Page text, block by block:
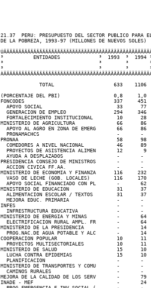
21.37  PERU: PRESUPUESTO DEL SECTOR PUBLICO PARA EL PROGRAMA DE REDUCCION
DE LA POBREZA, 1993-97 (MILLONES DE NUEVOS SOLES)

ÚÄÄÄÄÄÄÄÄÄÄÄÄÄÄÄÄÄÄÄÄÄÄÄÄÄÄÄÄÄÄÄÄÂÄÄÄÄÄÄÄÄÂÄÄÄÄÄÄÄÂÄÄÄÄÄÄÄÄÂÄÄÄÄÄÄÄÄÂÄÄÄÄÄÄÄÄÄÄÄÄÄÄÄÄÄÄÄÄÄÄÄÄÄÄÄÄÄÄÄÄÄÄÄÄÄÄÄÄÄ¿
³          ENTIDADES             ³  1993  ³  1994 ³  1995  ³  1996  ³             ESTRUCTURA %                ³
³                                ³        ³       ³        ³        ÃÄÄÄÄÄÄÄÄÄÂÄÄÄÄÄÄÄÄÄÄÂÄÄÄÄÄÄÄÄÄÂÄÄÄÄÄÄÄÄÄÄ´
³                                ³        ³       ³        ³        ³   1993  ³   1994   ³  1995   ³  1996    ³
ÀÄÄÄÄÄÄÄÄÄÄÄÄÄÄÄÄÄÄÄÄÄÄÄÄÄÄÄÄÄÄÄÄÁÄÄÄÄÄÄÄÄÁÄÄÄÄÄÄÄÁÄÄÄÄÄÄÄÄÁÄÄÄÄÄÄÄÄÁÄÄÄÄÄÄÄÄÄÁÄÄÄÄÄÄÄÄÄÄÁÄÄÄÄÄÄÄÄÄÁÄÄÄÄÄÄÄÄÄÄÙ 
                                                                                                                
             TOTAL                    633    1106     2264     2638     100,0     100,0     100,0     100,0     
                                                                                                                
(PORCENTAJE DEL PBI)                  0,8     1,0      1,7      1,8                                             
FONCODES                              337     451      501      458      53,2      40,8      22,1      17,4     
  APOYO SOCIAL                         33      77      117       97       5,2       7,0       5,2       3,7     
  GENERACION DE EMPLEO                294     346      353       31      46,4      31,3      15,6       1,2     
  FORTALECIMIENTO INSTITUCIONAL        10      28       31      330       1,6       2,5       1,4      12,5     
MINISTERIO DE AGRICULTURA              66      86      202      218      10,4       7,8       8,9       8,3     
  APOYO AL AGRO EN ZONA DE EMERG       66      86      202       60      10,4       7,8       8,9       2,3     
  PRONAMACHCS                          -       -        -       158        -         -         -        6,0     
PRONAA                                 58      98      213      198       9,2       8,9       9,4       7,5     
  COMEDORES A NIVEL NACIONAL           46      89      173      158       7,3       8,0       7,6       6,0     
  PROYECTOS DE ASISTENCIA ALIMEN       12       9       40       32       1,9       0,8       1,8       1,2     
  AYUDA A DESPLAZADOS                  -       -        -         8        -         -         -        0,3     
PRESIDENCIA CONSEJO DE MINISTROS       -       -        20       19        -         -        0,9       0,7     
  ACCION CIVICA FF.AA.                 -       -        20       19        -         -        0,9       0,7     
MINISTERIO DE ECONOMIA Y FINANZA      116     232      339      292      18,3      21,0      15,0      11,1     
  VASO DE LECHE (GOB. LOCALES)        116     170      230      235      18,3      15,4      10,2       8,9     
  APOYO SOCIAL FINANCIADO CON PL       -       62      109       57        -        5,6       4,8       2,2     
MINISTERIO DE EDUCACION                31      37      100      126       4,9       3,3       4,4       4,8     
  ALIMENTACION ESCOLAR / TEXTOS        31      37      100      100       4,9       3,3       4,4       3,8     
  MEJORA EDUC. PRIMARIA                -       -        -        26        -         -         -        1,0     
INFES                                  -       -        -       220        -         -         -        8,3     
  INFRESTRUCTURA EDUCATIVA             -       -        -       220        -         -         -        8,3     
MINISTERIO DE ENERGIA Y MINAS          -       64       58       55        -        5,8       2,6       2,1     
  ELECTRIFICACION RURAL AMPL. FR       -       64       58       55        -        5,8       2,6       2,1     
MINISTERIO DE LA PRESIDENCIA           -       14       36      154        -        1,3       1,6       5,8     
  PROG.NAC.DE AGUA POTABLE Y ALC       -       14       36      154        -        1,3       1,6       5,8     
COOPERACION POPULAR                    10      11       50       48       1,6       1,0       2,2       1,8     
  PROYECTOS MULTISECTORIALES           10      11       50       48       1,6       1,0       2,2       1,8     
MINISTERIO DE SALUD                    15      10       36       60       2,4       0,9       1,6       2,3     
  LUCHA CONTRA EPIDEMIAS               15      10       36       36       2,4       0,9       1,6       1,4     
  PLANIFICACION                        -       -        -        24        -         -         -        0,9     
MINISTERIO DE TRANSPORTES Y COMU       -       -        79      131        -         -        3,5       5,0     
  CAMINOS RURALES                      -       -        79      131        -         -        3,5       5,0     
MEJORA DE LA CALIDAD DE LOS SERV       -       79      598       -         -        7,1      26,4        -      
INADE - MEF                            -       24       32       45        -        2,2       1,4       1,7     
  PROG.EMERGENCIA E INV.SOCIAL (       -       -        -        -         -         -         -         -      
  AYUDA A DESPLAZADOS (PL-480) M       -       -        -        45        -         -         -        1,7     
GASTO SOCIAL BASICO                    -       -        -       614        -         -         -       23,3     
  EDUCACION                            -       -        -        80        -         -         -        3,0     
  SALUD                                -       -        -       474        -         -         -       18,0     
  INSTITUTO NACIONAL DE LA SALUD       -       -        -        30        -         -         -        1,1     
  OTROS                                -       -        -        30        -         -         -        1,1     
                                                                                                                
ÄÄÄÄÄÄÄÄÄÄÄÄÄÄÄÄÄÄÄÄÄÄÄÄÄÄÄÄÄÄÄÄÄÄÄÄÄÄÄÄÄÄÄÄÄÄÄÄÄÄÄÄÄÄÄÄÄÄÄÄÄÄÄÄÄÄÄÄÄÄÄÄÄÄÄÄÄÄÄÄÄÄÄÄÄÄÄÄÄÄÄÄÄÄÄÄÄÄÄÄÄÄÄÄÄÄÄÄÄÄÄ
                                                                                                 Contin£a...    

21.37  PERU: PRESUPUESTO DEL SECTOR PUBLICO PARA EL PROGRAMA DE REDUCCION
       DE LA POBREZA, 1993-97
       (MILLONES DE NUEVOS SOLES)

                                                                      Conclusi¢n.
ÚÄÄÄÄÄÄÄÄÄÄÄÄÄÄÄÄÄÄÄÄÄÄÄÄÄÄÄÄÄÄÄÄÄÄÄÄÄÄÄÂÄÄÄÄÄÄÄÄÄÄÄÂÄÄÄÄÄÄÄÄÄÄÄÄÄÄÄÂÄÄÄÄÄÄÄÄÄÄÄÄÄÄ¿
³             ENTIDADES                 ³    1997   ³   ESTRUCTURA  ³ PORCENTAJE   ³
³                                       ³           ³   PORCENTUAL  ³   DEL PBI    ³
ÀÄÄÄÄÄÄÄÄÄÄÄÄÄÄÄÄÄÄÄÄÄÄÄÄÄÄÄÄÄÄÄÄÄÄÄÄÄÄÄÁÄÄÄÄÄÄÄÄÄÄÄÁÄÄÄÄÄÄÄÄÄÄÄÄÄÄÄÁÄÄÄÄÄÄÄÄÄÄÄÄÄÄÙ
                                                                                   
                TOTAL